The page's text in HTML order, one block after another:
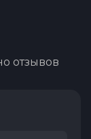
отзывов